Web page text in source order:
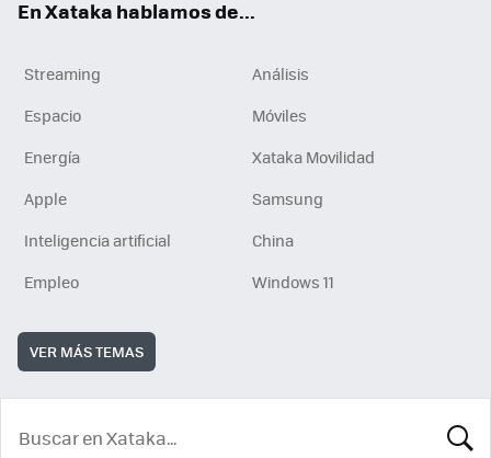
En Xataka hablamos de...
Streaming
Análisis
Espacio
Móviles
Energía
Xataka Movilidad
Apple
Samsung
Inteligencia artificial
China
Empleo
Windows 11
VER MÁS TEMAS